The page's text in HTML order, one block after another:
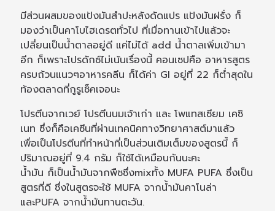
มีส่วนผสมของแป้งมันสำปะหลังดัดแปร แป้งมันฝรั่ง ก็
มองว่าเป็นคาโบไฮเดรตทั่วไป ที่เมื่อทานเข้าไปแล้วจะ
เปลี่ยนเป็นน้ำตาลอยู่ดี แค่ไม่ได้ add น้ำตาลเพิ่มเข้ามา
อีก ก็เพราะโปรดักซ์ไม่เน้นเรื่องนี้ คอนเซปคือ อาหารสูตร
ครบถ้วนแนวๆอาหารคลีน ก็ได้ค่า GI อยู่ที่ 22 ก็ต่ำสุดใน
ท้องตลาดที่กูรูเช็คเจอนะ
โปรตีนจากเวย์ โปรตีนนมเจ้าเก่า และ โพแทสเซียม เคซิ
เนท ซึ่งก็คือเคซีนที่ผ่านเทคนิคทางวิทยาศาสต์มาแล้ว
เพื่อเป็นโปรตีนที่ทำหน้าที่เป็นส่วนเติมเต็มของสูตรนี้ ก็
ปริมาณอยู่ที่ 9.4 กรัม ก็ใช้ได้เหมือนกันนะคะ
น้ำมัน ก็เป็นน้ำมันจากพืชซึ่งmixทั้ง MUFA PUFA ซึ่งเป็น
สูตรที่ดี ซึ่งในสูตรจะใช้ MUFA จากน้ำมันคาโนล่า
และPUFA จากน้ำมันทานตะวัน.